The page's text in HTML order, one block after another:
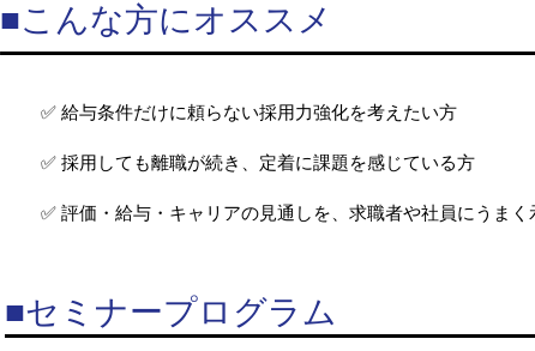
■こんな方にオススメ
✅ 給与条件だけに頼らない採用力強化を考えたい方
✅ 採用しても離職が続き、定着に課題を感じている方
✅ 評価・給与・キャリアの見通しを、求職者や社員にうま
■セミナープログラム